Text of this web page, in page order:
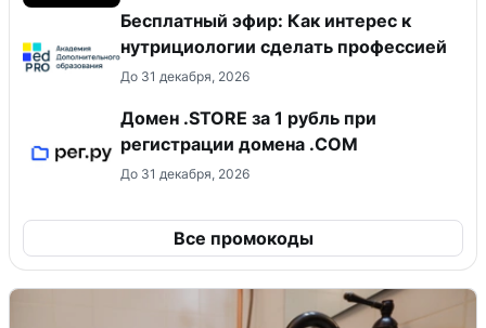
Бесплатный эфир: Как интерес к
нутрициологии сделать профессией
До 31 декабря, 2026
Домен .STORE за 1 рубль при
регистрации домена .COM
До 31 декабря, 2026
Все промокоды